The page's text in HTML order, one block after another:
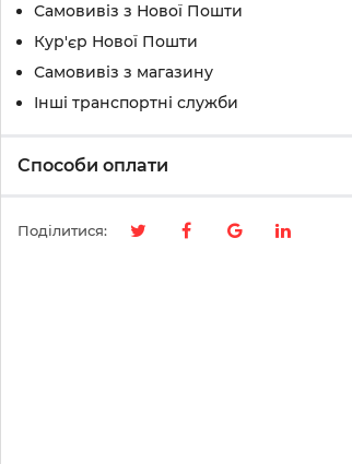
Самовивіз з Нової Пошти
Кур'єр Нової Пошти
Самовивіз з магазину
Інші транспортні служби
Способи оплати
Поділитися: